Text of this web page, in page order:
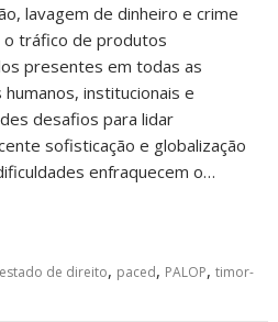
lavagem de dinheiro e crime
o tráfico de produtos
presentes em todas as
institucionais e
desafios para lidar
sofisticação e globalização
enfraquecem o…
estado de direito, paced, PALOP,timor-